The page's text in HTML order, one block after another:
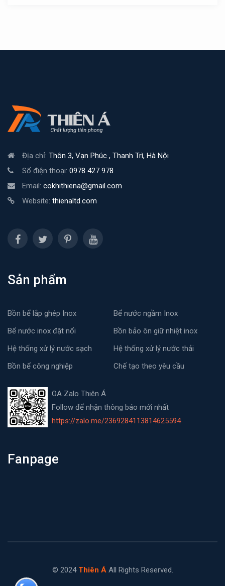
Địa chỉ: Thôn 3, Vạn Phúc , Thanh Trì, Hà Nội
Số điện thoại: 0978 427 978
Email: cokhithiena@gmail.com
Website: thienaltd.com
Sản phẩm
Bồn bể lắp ghép Inox
Bể nước ngầm Inox
Bể nước inox đặt nổi
Bồn bảo ôn giữ nhiệt inox
Hệ thống xử lý nước sạch
Hệ thống xử lý nước thải
Bồn bể công nghiệp
Chế tạo theo yêu cầu
OA Zalo Thiên Á
Follow để nhận thông báo mới nhất
https://zalo.me/2369284113814625594
Fanpage
© 2024 Thiên Á All Rights Reserved.